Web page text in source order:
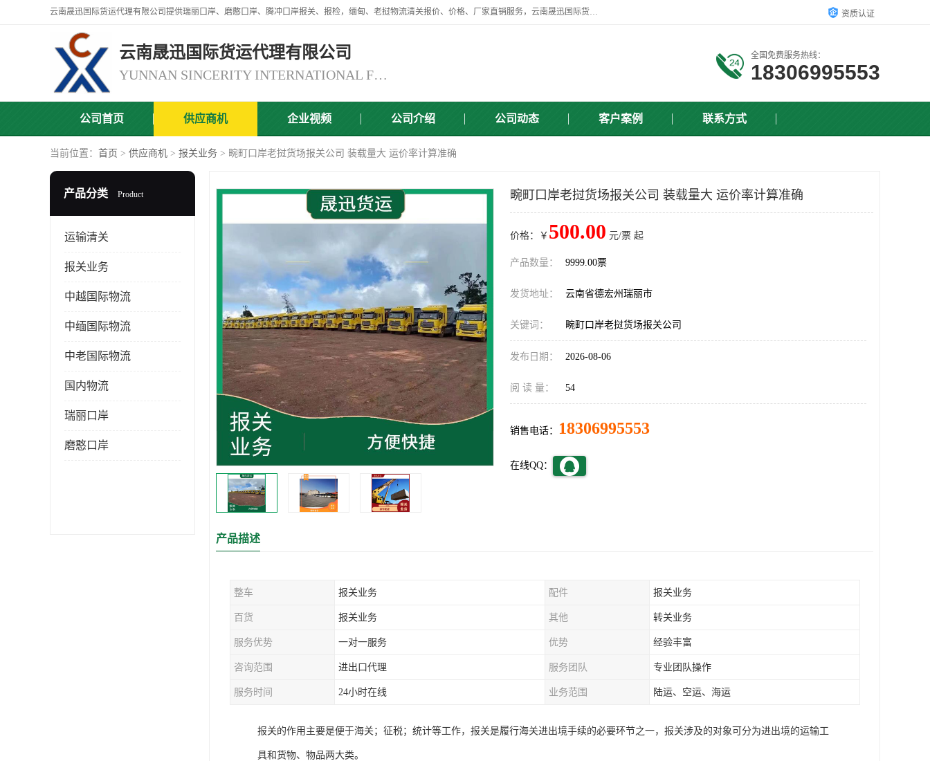
云南晟迅国际货运代理有限公司提供瑞丽口岸、磨憨口岸、腾冲口岸报关、报检，缅甸、老挝物流清关报价、价格、厂家直销服务，云南晟迅国际货运代理有限公司，由一支精通业务、经验丰富、责任心强的专业团队组建于,云南晟迅国际货运代理有限公司商铺。 资质认证
云南晟迅国际货运代理有限公司
YUNNAN SINCERITY INTERNATIONAL FREIGHT FOR WARDING CO.,LTD
全国免费服务热线：
18306995553
公司首页 供应商机 企业视频 公司介绍 公司动态 客户案例 联系方式
当前位置： 首页 > 供应商机 > 报关业务 > 畹町口岸老挝货场报关公司 装载量大 运价率计算准确
产品分类 Product
运输清关
报关业务
中越国际物流
中缅国际物流
中老国际物流
国内物流
瑞丽口岸
磨憨口岸
畹町口岸老挝货场报关公司 装载量大 运价率计算准确
价格：￥ 500.00 元/票 起
产品数量： 9999.00票
发货地址： 云南省德宏州瑞丽市
关键词： 畹町口岸老挝货场报关公司
发布日期： 2026-08-06
阅 读 量： 54
销售电话： 18306995553
在线QQ：
产品描述
整车 报关业务 配件 报关业务
百货 报关业务 其他 转关业务
服务优势 一对一服务 优势 经验丰富
咨询范围 进出口代理 服务团队 专业团队操作
服务时间 24小时在线 业务范围 陆运、空运、海运
报关的作用主要是便于海关；征税；统计等工作，报关是履行海关进出境手续的必要环节之一，报关涉及的对象可分为进出境的运输工
具和货物、物品两大类。